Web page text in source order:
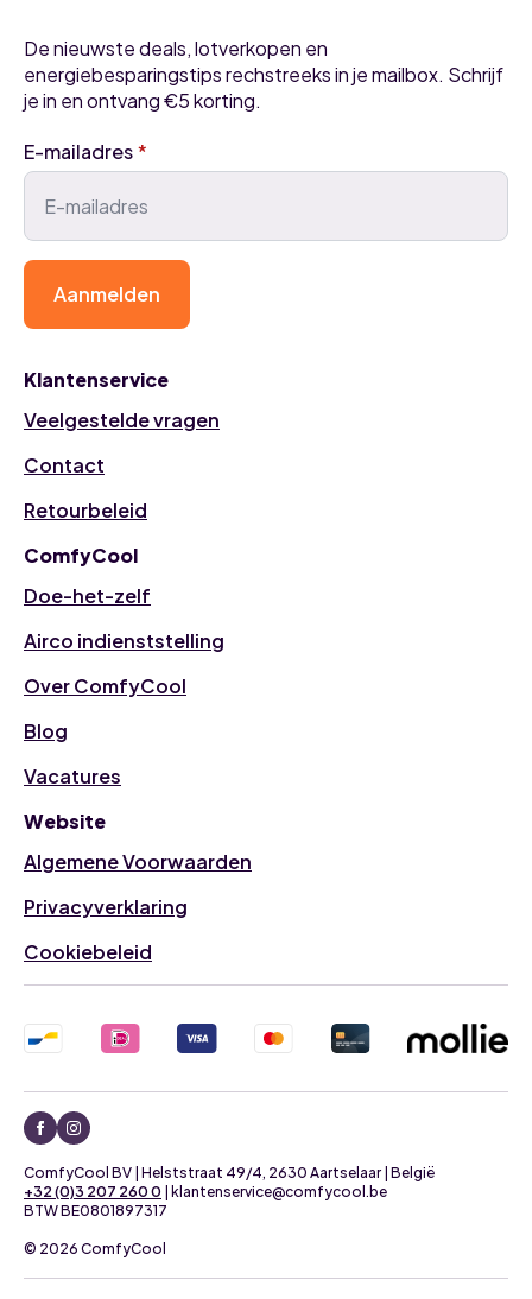
Klantenservice
Veelgestelde vragen
Contact
Retourbeleid
ComfyCool
Doe-het-zelf
Airco indienststelling
Over ComfyCool
Blog
Vacatures
Website
Algemene Voorwaarden
Privacyverklaring
Cookiebeleid
De nieuwste deals, lotverkopen en
energiebesparingstips rechstreeks in je mailbox. Schrijf
je in en ontvang €5 korting.
E-mailadres*
Aanmelden
© 2026 ComfyCool
+32 (0)3 207 260 0 | klantenservice@comfycool.be
BTW BE0801897317
ComfyCool BV | Helststraat 49/4, 2630 Aartselaar | België